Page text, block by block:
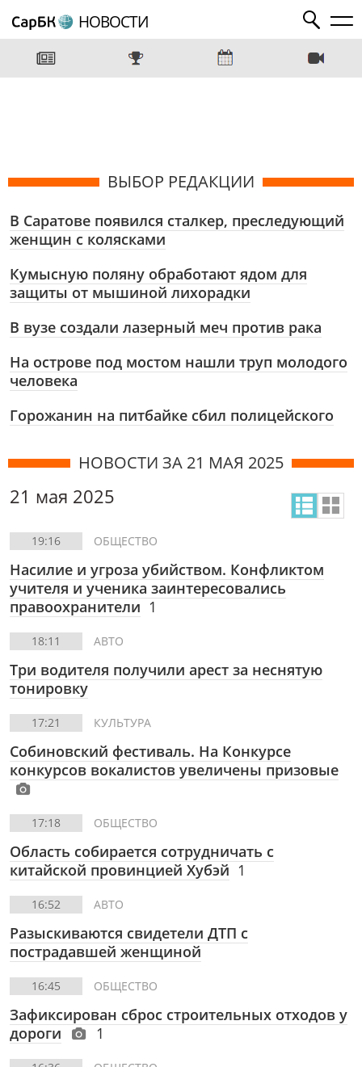
НОВОСТИ
ВЫБОР РЕДАКЦИИ
В Саратове появился сталкер, преследующий
женщин с колясками
Кумысную поляну обработают ядом для
защиты от мышиной лихорадки
В вузе создали лазерный меч против рака
На острове под мостом нашли труп молодого
человека
Горожанин на питбайке сбил полицейского
НОВОСТИ ЗА 21 МАЯ 2025
21 мая 2025
19:16 ОБЩЕСТВО
Насилие и угроза убийством. Конфликтом
учителя и ученика заинтересовались
правоохранители 1
18:11 АВТО
Три водителя получили арест за неснятую
тонировку
17:21 КУЛЬТУРА
Собиновский фестиваль. На Конкурсе
конкурсов вокалистов увеличены призовые
17:18 ОБЩЕСТВО
Область собирается сотрудничать с
китайской провинцией Хубэй 1
16:52 АВТО
Разыскиваются свидетели ДТП с
пострадавшей женщиной
16:45 ОБЩЕСТВО
Зафиксирован сброс строительных отходов у
дороги
1